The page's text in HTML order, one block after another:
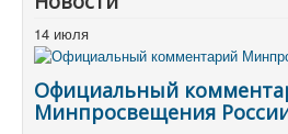
14 июля
Официальный
Минпросвещения